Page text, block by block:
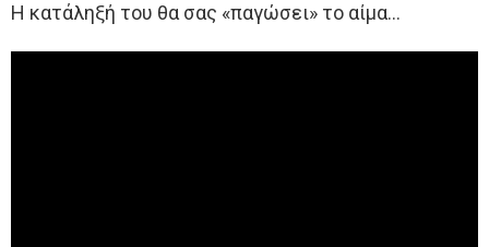
Η κατάληξή του θα σας «παγώσει» το αίμα…